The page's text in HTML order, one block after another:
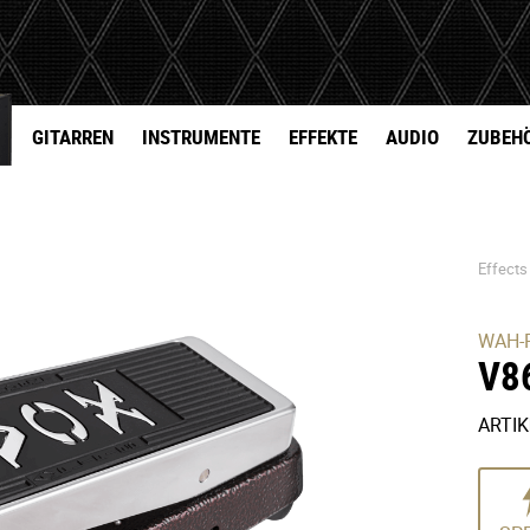
GITARREN INSTRUMENTE EFFEKTE AUDIO
WAH-